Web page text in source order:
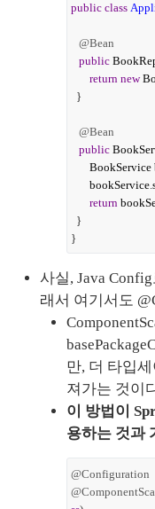
public class
@Bean
public
return new
}
@Bean
public
BookService
bookService
return
}
}
사실, Java
래서 여기서도
만, 더 타입
져가는 것이
이 방법이
용하는 것과
@Configuration